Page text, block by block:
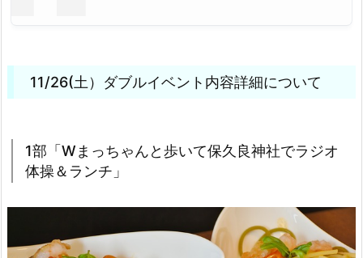
11/26(土）ダブルイベント内容詳細について
1部「Wまっちゃんと歩いて保久良神社でラジオ
体操＆ランチ」